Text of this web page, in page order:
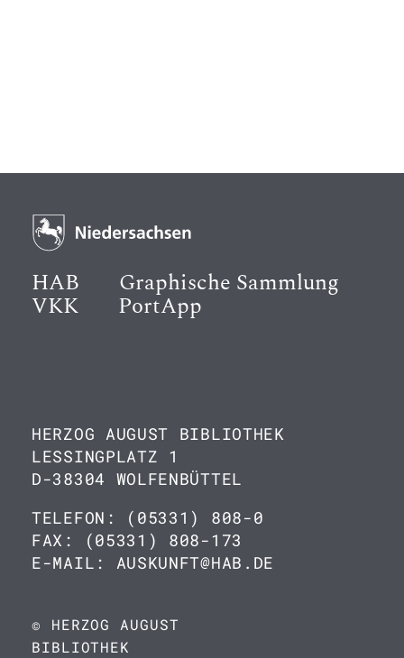
HAB Graphische Sammlung
VKK PortApp
HERZOG AUGUST BIBLIOTHEK
LESSINGPLATZ 1
D-38304 WOLFENBÜTTEL
TELEFON: (05331) 808-0
FAX: (05331) 808-173
E-MAIL: AUSKUNFT@HAB.DE
© HERZOG AUGUST
BIBLIOTHEK